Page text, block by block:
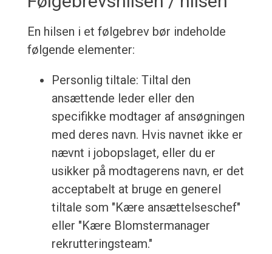
En hilsen i et følgebrev bør indeholde
følgende elementer:
Personlig tiltale: Tiltal den
ansættende leder eller den
specifikke modtager af ansøgningen
med deres navn. Hvis navnet ikke er
nævnt i jobopslaget, eller du er
usikker på modtagerens navn, er det
acceptabelt at bruge en generel
tiltale som "Kære ansættelseschef"
eller "Kære Blomstermanager
rekrutteringsteam."